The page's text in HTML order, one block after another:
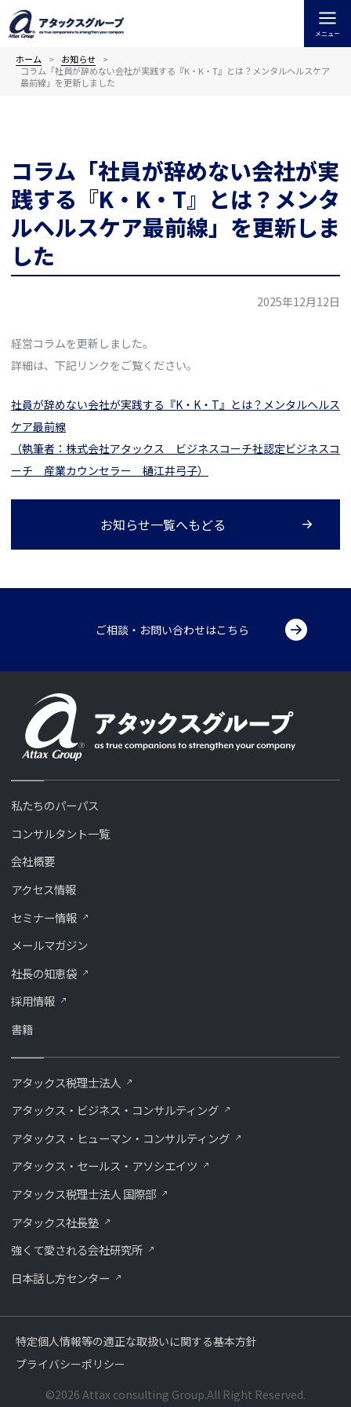
容
を
メニュー
ホーム
お知らせ
コラム「社員が辞めない会社が実践する『K・K・T』とは？メンタルヘルスケア
最前線」を更新しました
コラム「社員が辞めない会社が実
践する『K・K・T』とは？メンタ
ルヘルスケア最前線」を更新しま
した
2025年12月12日
経営コラムを更新しました。
詳細は、下記リンクをご覧ください。
社員が辞めない会社が実践する『K・K・T』とは？メンタルヘルス
ケア最前線
（執筆者：株式会社アタックス ビジネスコーチ社認定ビジネスコ
ーチ 産業カウンセラー 樋江井弓子）
お知らせ一覧へもどる
ご相談・お問い合わせはこちら
私たちのパーパス
コンサルタント一覧
会社概要
アクセス情報
セミナー情報
メールマガジン
社長の知恵袋
採用情報
書籍
アタックス税理士法人
アタックス・ビジネス・コンサルティング
アタックス・ヒューマン・コンサルティング
アタックス・セールス・アソシエイツ
アタックス税理士法人 国際部
アタックス社長塾
強くて愛される会社研究所
⽇本話し⽅センター
©2026 Attax consulting Group.All Right Reserved.
特定個人情報等の適正な取扱いに関する基本方針
プライバシーポリシー